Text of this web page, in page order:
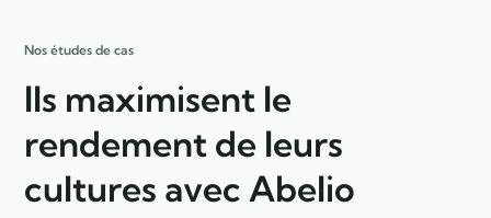
Nos études de cas
Ils maximisent le
rendement de leurs
cultures avec Abelio